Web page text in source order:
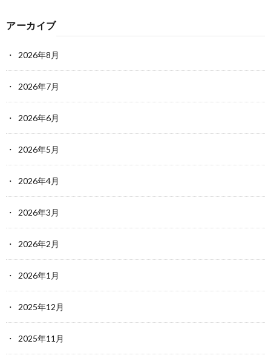
アーカイブ
2026年8月
2026年7月
2026年6月
2026年5月
2026年4月
2026年3月
2026年2月
2026年1月
2025年12月
2025年11月